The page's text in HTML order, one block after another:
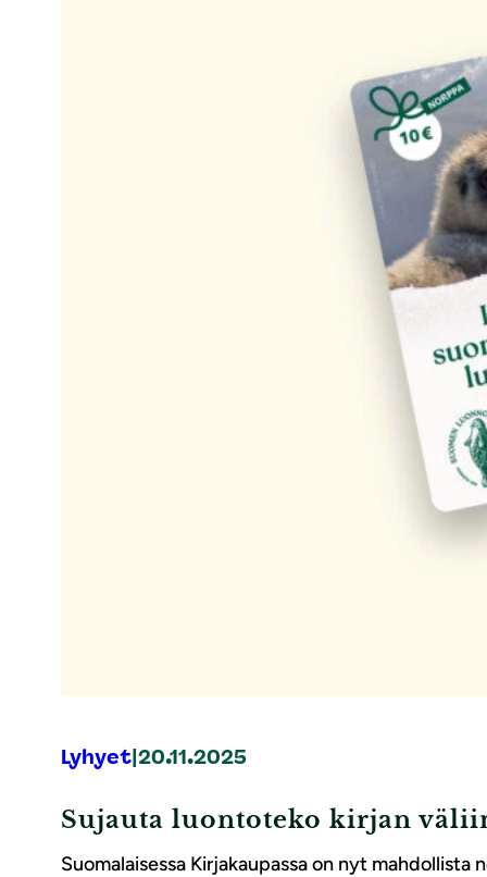
Lyhyet 20.11.2025
Sujauta luontoteko kirjan
Suomalaisessa Kirjakaupassa on nyt